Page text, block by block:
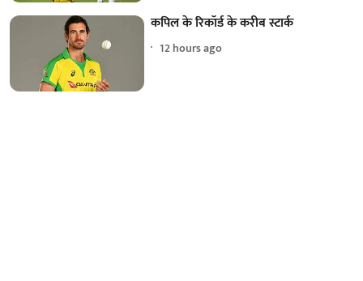
कपिल के रिकॉर्ड के करीब स्टार्क
12 hours ago